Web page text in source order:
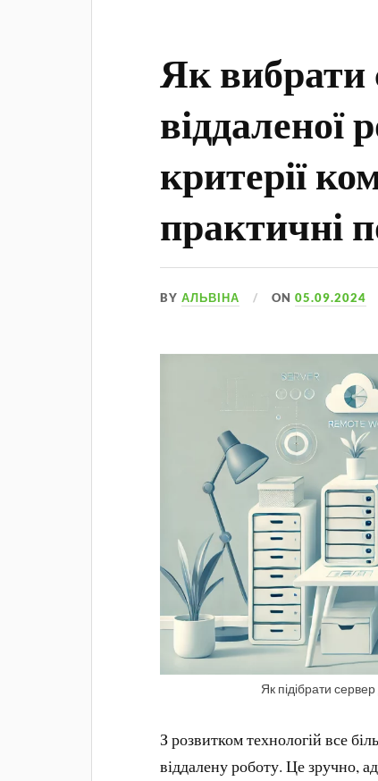
Як вибрати
віддаленої
критерії
практичні
BYАЛЬВІНА ON05.09.2024
Як підібрати
З розвитком технологій все
віддалену роботу. Це зручно,